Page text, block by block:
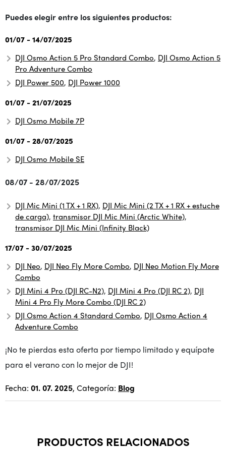
Puedes elegir entre los siguientes productos:
01/07 - 14/07/2025
DJI Osmo Action 5 Pro Standard Combo, DJI Osmo Action 5
Pro Adventure Combo
DJI Power 500, DJI Power 1000
01/07 - 21/07/2025
DJI Osmo Mobile 7P
01/07 - 28/07/2025
DJI Osmo Mobile SE
08/07 - 28/07/2025
DJI Mic Mini (1 TX + 1 RX), DJI Mic Mini (2 TX + 1 RX + estuche
de carga), transmisor DJI Mic Mini (Arctic White),
transmisor DJI Mic Mini (Infinity Black)
17/07 - 30/07/2025
DJI Neo, DJI Neo Fly More Combo, DJI Neo Motion Fly More
Combo
DJI Mini 4 Pro (DJI RC-N2), DJI Mini 4 Pro (DJI RC 2), DJI
Mini 4 Pro Fly More Combo (DJI RC 2)
DJI Osmo Action 4 Standard Combo, DJI Osmo Action 4
Adventure Combo
¡No te pierdas esta oferta por tiempo limitado y equípate
para el verano con lo mejor de DJI!
Fecha: 01. 07. 2025, Categoría: Blog
PRODUCTOS RELACIONADOS